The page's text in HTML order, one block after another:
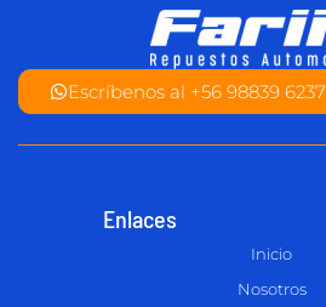
Escríbenos al +56 98839 6237
Enlaces
Inicio
Nosotros